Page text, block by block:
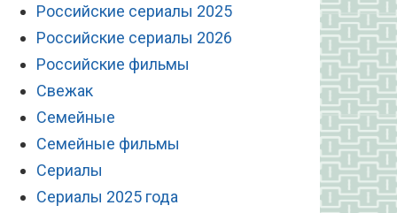
Российские сериалы 2025
Российские сериалы 2026
Российские фильмы
Свежак
Семейные
Семейные фильмы
Сериалы
Сериалы 2025 года